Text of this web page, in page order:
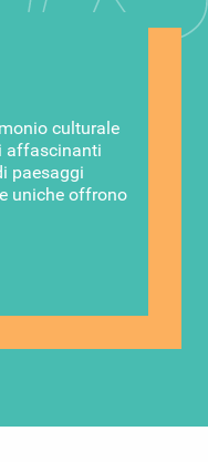
culturale
affascinanti
paesaggi
uniche offrono